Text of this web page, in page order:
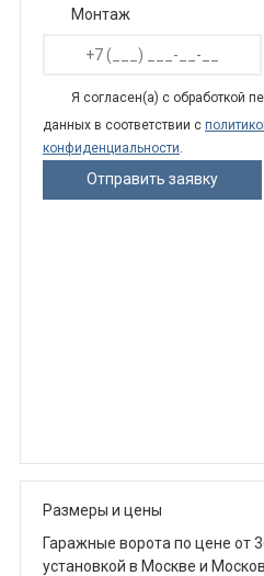
Монтаж
Я согласен(а) с обработкой
данных в соответствии с
конфиденциальности.
Размеры и цены
Гаражные ворота по цене от
установкой в Москве и